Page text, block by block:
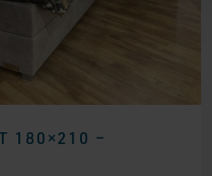
180×210 –